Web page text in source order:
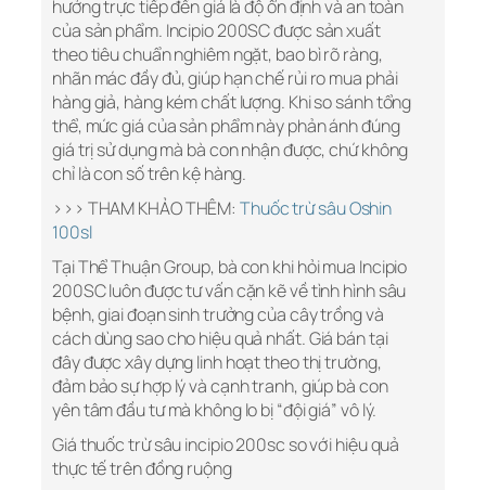
hưởng trực tiếp đến giá là độ ổn định và an toàn
của sản phẩm. Incipio 200SC được sản xuất
theo tiêu chuẩn nghiêm ngặt, bao bì rõ ràng,
nhãn mác đầy đủ, giúp hạn chế rủi ro mua phải
hàng giả, hàng kém chất lượng. Khi so sánh tổng
thể, mức giá của sản phẩm này phản ánh đúng
giá trị sử dụng mà bà con nhận được, chứ không
chỉ là con số trên kệ hàng.
>>> THAM KHẢO THÊM: Thuốc trừ sâu Oshin
100sl
Tại Thể Thuận Group, bà con khi hỏi mua Incipio
200SC luôn được tư vấn cặn kẽ về tình hình sâu
bệnh, giai đoạn sinh trưởng của cây trồng và
cách dùng sao cho hiệu quả nhất. Giá bán tại
đây được xây dựng linh hoạt theo thị trường,
đảm bảo sự hợp lý và cạnh tranh, giúp bà con
yên tâm đầu tư mà không lo bị “đội giá” vô lý.
Giá thuốc trừ sâu incipio 200sc so với hiệu quả
thực tế trên đồng ruộng